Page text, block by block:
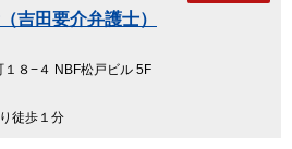
吉田要介弁護士）
８−４ NBF松戸ビル 5F
徒歩１分